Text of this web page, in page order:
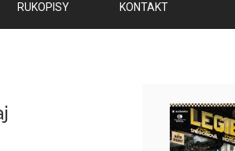
RUKOPISY KONTAKT